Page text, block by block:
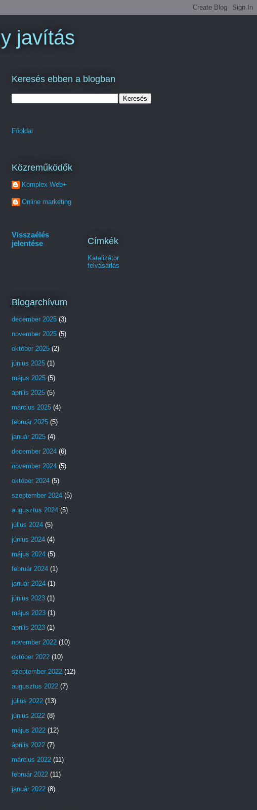
javítás
Keresés ebben a blogban
Főoldal
Közreműködők
Komplex Web+
Online marketing
Visszaélés
jelentése
Címkék
Katalizátor
felvásárlás
Blogarchívum
december 2025 (3)
november 2025 (5)
október 2025 (2)
június 2025 (1)
május 2025 (5)
április 2025 (5)
március 2025 (4)
február 2025 (5)
január 2025 (4)
december 2024 (6)
november 2024 (5)
október 2024 (5)
szeptember 2024 (5)
augusztus 2024 (5)
július 2024 (5)
június 2024 (4)
május 2024 (5)
február 2024 (1)
január 2024 (1)
június 2023 (1)
május 2023 (1)
április 2023 (1)
november 2022 (10)
október 2022 (10)
szeptember 2022 (12)
augusztus 2022 (7)
július 2022 (13)
június 2022 (8)
május 2022 (12)
április 2022 (7)
március 2022 (11)
február 2022 (11)
január 2022 (8)